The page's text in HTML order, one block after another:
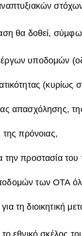
θα δοθεί,
υποδομών
(κυρίως
απασχόλησης,
της πρόνοιας,
την προστασία του
των ΟΤΑ
τη διοικητική
εθνικό σκέλος